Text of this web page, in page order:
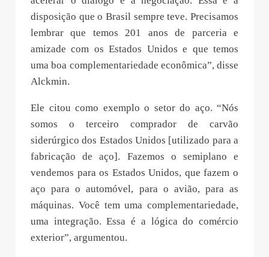
disposição que o Brasil sempre teve. Precisamos
lembrar que temos 201 anos de parceria e
amizade com os Estados Unidos e que temos
uma boa complementariedade econômica”, disse
Alckmin.
Ele citou como exemplo o setor do aço. “Nós
somos o terceiro comprador de carvão
siderúrgico dos Estados Unidos [utilizado para a
fabricação de aço]. Fazemos o semiplano e
vendemos para os Estados Unidos, que fazem o
aço para o automóvel, para o avião, para as
máquinas. Você tem uma complementariedade,
uma integração. Essa é a lógica do comércio
exterior”, argumentou.